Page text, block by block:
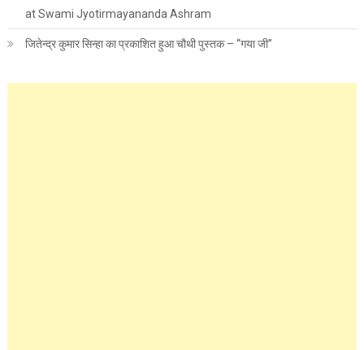
at Swami Jyotirmayananda Ashram
जितेन्द्र कुमार सिन्हा का प्रकाशित हुआ चौथी पुस्तक – “गया जी”